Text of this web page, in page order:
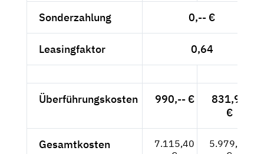
Sonderzahlung 0,-- €
Leasingfaktor 0,64
Überführungskosten 990,-- €
831,93
€
Gesamtkosten
7.115,40
5.979,33